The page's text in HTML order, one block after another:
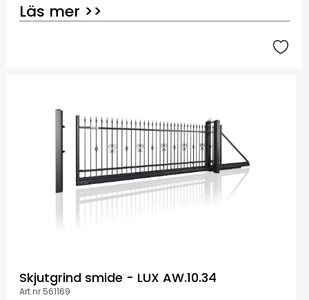
Läs mer >>
Skjutgrind smide - LUX AW.10.34
Art.nr 561169